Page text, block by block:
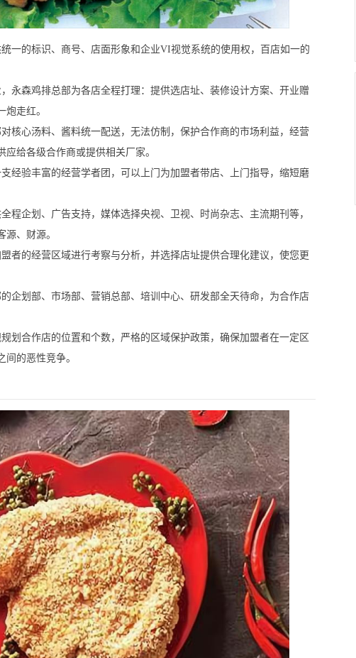
的标识、商号、店面形象和企业VI视觉系统的使用权，百店如一的
森鸡排总部为各店全程打理：提供选店址、装修设计方案、开业赠
走红。
心汤料、酱料统一配送，无法仿制，保护合作商的市场利益，经营
给各级合作商或提供相关厂家。
验丰富的经营学者团，可以上门为加盟者带店、上门指导，缩短磨
企划、广告支持，媒体选择央视、卫视、时尚杂志、主流期刊等，
、财源。
的经营区域进行考察与分析，并选择店址提供合理化建议，使您更
划部、市场部、营销总部、培训中心、研发部全天待命，为合作店
合作店的位置和个数，严格的区域保护政策，确保加盟者在一定区
的恶性竞争。